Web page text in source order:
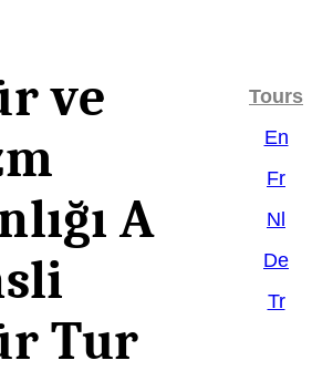
ve
A
Tur
Tours
En
Fr
Nl
De
Tr